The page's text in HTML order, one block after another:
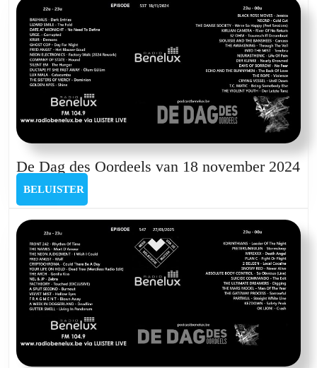
van
8
juli
2024
De Dag des Oordeels van 18 november 2024De
BELUISTER